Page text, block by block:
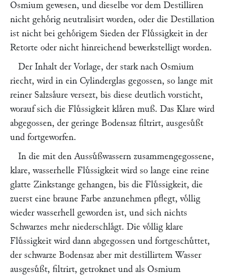
Osmium gewesen, und dieselbe vor dem Destilliren
nicht gehoͤrig neutralisirt worden, oder die Destillation
ist nicht bei gehoͤrigem Sieden der Fluͤssigkeit in der
Retorte oder nicht hinreichend bewerkstelligt worden.
Der Inhalt der Vorlage, der stark nach Osmium
riecht, wird in ein Cylinderglas gegossen, so lange mit
reiner Salzsaͤure versezt, bis diese deutlich vorsticht,
worauf sich die Fluͤssigkeit klaͤren muß. Das Klare wird
abgegossen, der geringe Bodensaz filtrirt, ausgesuͤßt
und fortgeworfen.
In die mit den Aussuͤßwassern zusammengegossene,
klare, wasserhelle Fluͤssigkeit wird so lange eine reine
glatte Zinkstange gehangen, bis die Fluͤssigkeit, die
zuerst eine braune Farbe anzunehmen pflegt, voͤllig
wieder wasserhell geworden ist, und sich nichts
Schwarzes mehr niederschlaͤgt. Die voͤllig klare
Fluͤssigkeit wird dann abgegossen und fortgeschuͤttet,
der schwarze Bodensaz aber mit destillirtem Wasser
ausgesuͤßt, filtrirt, getroknet und als Osmium